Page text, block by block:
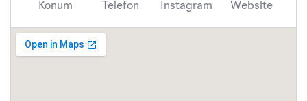
Konum Telefon Instagram Website